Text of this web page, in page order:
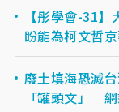
【彤學會-31
盼能為柯文哲
廢土填海恐滅
「罐頭文」